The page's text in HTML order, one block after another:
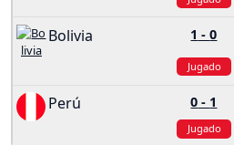
Bolivia 1 -0
Jugado
Perú 0 - 1
Jugado